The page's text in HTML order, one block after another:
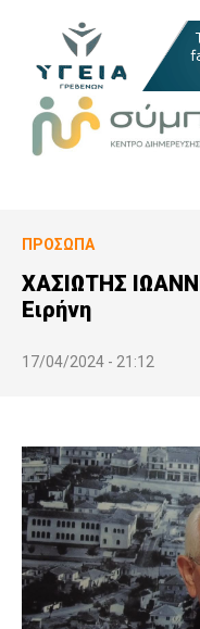
ΠΡΌΣΩΠΑ
ΧΑΣΙΩΤΗΣ
Ειρήνη
17/04/2024 - 21:12